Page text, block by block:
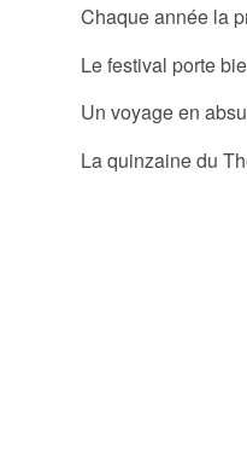
Chaque année la
Le festival porte
Un voyage en
La quinzaine du